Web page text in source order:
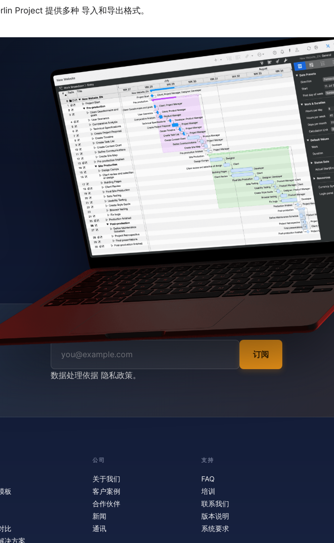
Project 提供多种 导入和导出格式。
订阅
数据处理依据 隐私政策。
板
比
决方案
公司
关于我们
客户案例
合作伙伴
新闻
通讯
支持
FAQ
培训
联系我们
版本说明
系统要求